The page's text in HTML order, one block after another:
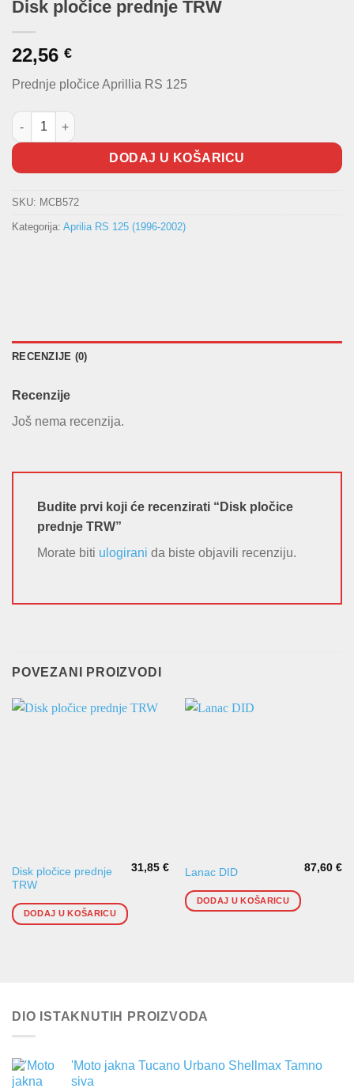
Disk pločice prednje TRW
22,56 €
Prednje pločice Aprillia RS 125
Disk pločice prednje TRW količina
DODAJ U KOŠARICU
SKU: MCB572
Kategorija: Aprilia RS 125 (1996-2002)
RECENZIJE (0)
Recenzije
Još nema recenzija.
Budite prvi koji će recenzirati “Disk pločice
prednje TRW”
Morate biti ulogirani da biste objavili recenziju.
POVEZANI PROIZVODI
Disk pločice prednje
TRW
31,85€
DODAJ U KOŠARICU
Lanac DID 87,60€
DODAJ U KOŠARICU
DIO ISTAKNUTIH PROIZVODA
'Moto jakna Tucano Urbano Shellmax Tamno
siva